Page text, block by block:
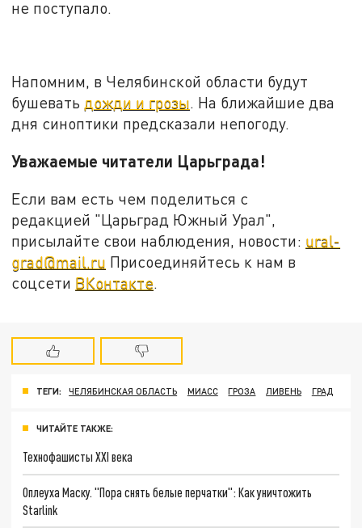
не поступало.
Напомним, в Челябинской области будут
бушевать дожди и грозы. На ближайшие два
дня синоптики предсказали непогоду.
Уважаемые читатели Царьграда!
Если вам есть чем поделиться с
редакцией "Царьград Южный Урал",
присылайте свои наблюдения, новости: ural-
grad@mail.ru Присоединяйтесь к нам в
соцсети ВКонтакте.
ТЕГИ: ЧЕЛЯБИНСКАЯ ОБЛАСТЬ МИАСС ГРОЗА ЛИВЕНЬ ГРАД
ЧИТАЙТЕ ТАКЖЕ:
Технофашисты XXI века
Оплеуха Маску. "Пора снять белые перчатки": Как уничтожить
Starlink